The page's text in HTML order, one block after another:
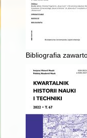
Bibliografia